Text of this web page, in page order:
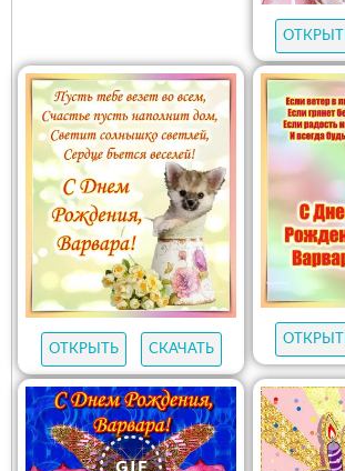
ОТКРЫТЬ СКАЧАТЬ